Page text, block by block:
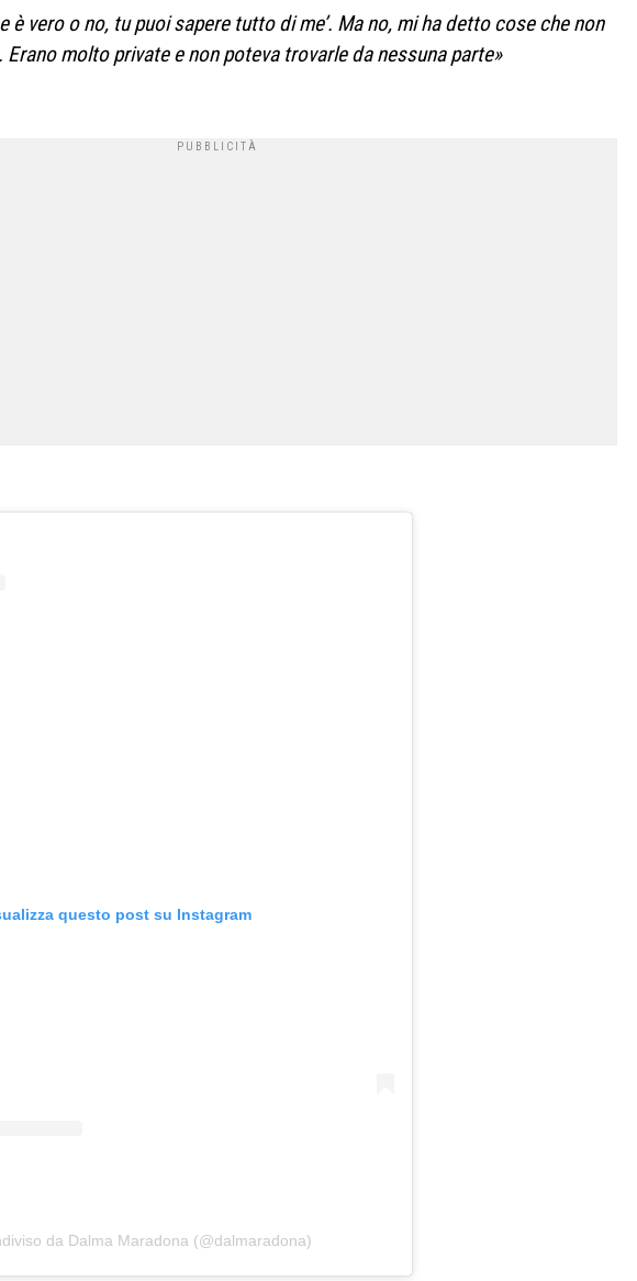
è vero o no, tu puoi sapere tutto di me’. Ma no, mi ha detto cose che non
Erano molto private ​​e non poteva trovarle da nessuna parte»
questo post su Instagram
da Dalma Maradona (@dalmaradona)